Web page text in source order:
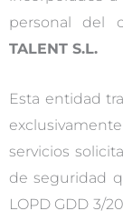
personal del
TALENT S.L.
Esta entidad
servicios
de seguridad
LOPD GDD 3/